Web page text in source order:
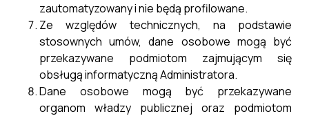
Program Ochrony Ludności i Obrony Cywilnej
na lata 2025-2026 - Przebudowa i rozbudowa
części budynku Urzędu Miasta i Gminy
Cieszanów w celu wykonania miejsca ukrycia
typu U-1 – etap I dokumentacja budowlano-
wykonawcza
21 lipca, 2026
zautomatyzowany i nie będą profilowane.
Ze względów technicznych, na podstawie
stosownych umów, dane osobowe mogą być
przekazywane podmiotom zajmującym się
obsługą informatyczną Administratora.
Dane osobowe mogą być przekazywane
organom władzy publicznej oraz podmiotom